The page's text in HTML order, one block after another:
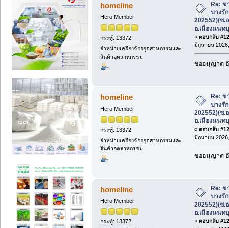
homeline
Hero Member
กระทู้: 13372
จำหน่ายเครื่องจักรอุตสาหกรรมและ
สินค้าอุตสาหกรรม
Re:
บางรั
202552)(ซ.
อ.เมืองนนท
« ตอบกลับ
มิถุนายน
ขออนุญาต
homeline
Hero Member
กระทู้: 13372
จำหน่ายเครื่องจักรอุตสาหกรรมและ
สินค้าอุตสาหกรรม
Re: ข
บางรั
202552)(ซ.
อ.เมืองนนท
« ตอบกลับ
มิถุนายน
ขออนุญาต
homeline
Hero Member
กระทู้: 13372
Re: ข
บางรั
202552)(ซ.
อ.เมืองนนท
« ตอบกลับ